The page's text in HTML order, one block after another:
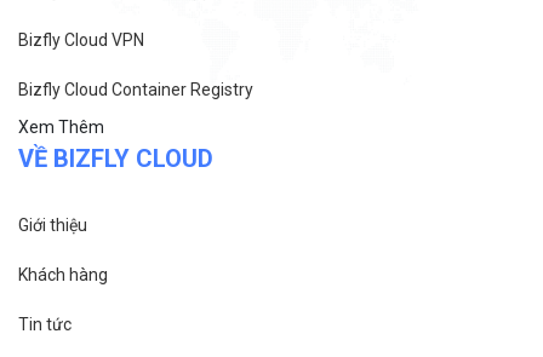
Bizfly Cloud VPN
Bizfly Cloud Container Registry
Xem Thêm
VỀ BIZFLY CLOUD
Giới thiệu
Khách hàng
Tin tức